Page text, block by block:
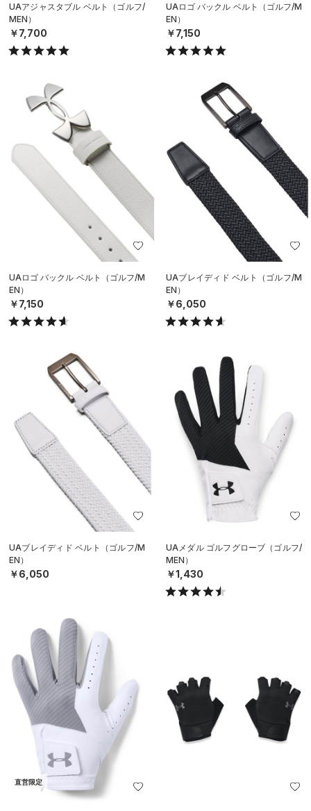
UAアジャスタブル ベルト（ゴルフ/
MEN）
￥7,700
UAロゴ バックル ベルト（ゴルフ/M
EN）
￥7,150
UAロゴ バックル ベルト（ゴルフ/M
EN）
￥7,150
UAブレイディド ベルト（ゴルフ/M
EN）
￥6,050
UAブレイディド ベルト（ゴルフ/M
EN）
￥6,050
UAメダル ゴルフグローブ（ゴルフ/
MEN）
￥1,430
直営限定